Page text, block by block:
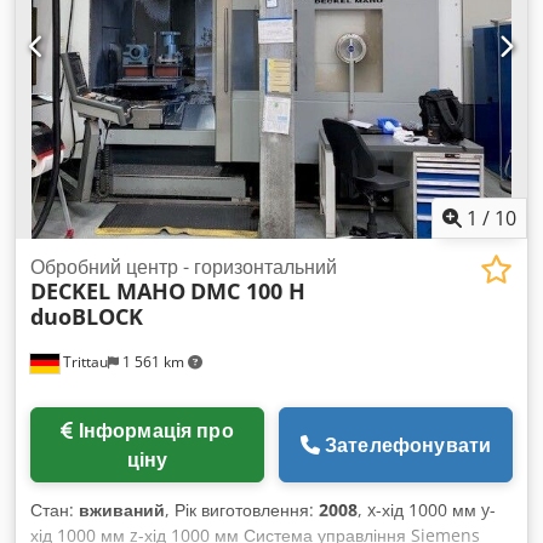
підведення охолоджуючої рідини немає (IKZ) Стан: дуже
добрий – буде готовий до демонстрації найближчим часом.
Доставка: можлива негайно, зі складу Оплата: чиста – після
отримання рахунку
6500 кг. Наявна технічна документація. Можливий огляд
обладнання на місці. Cedpfx Aezmym Ijgfsrf
1 / 10
Trittau 1 561 km
Обробний центр - горизонтальний
DECKEL MAHO DMC 100 H
duoBLOCK
ціну
Зателефонувати
Стан: вживаний, Рік виготовлення: 2008, x-хід 1000 мм y-
хід 1000 мм z-хід 1000 мм Система управління Siemens